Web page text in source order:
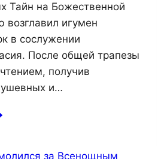
Тайн на Божественной
возглавил игумен
в сослужении
После общей трапезы
получив
и…